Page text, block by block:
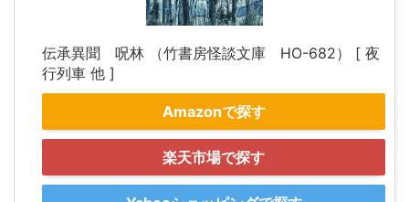
伝承異聞 呪林 （竹書房怪談文庫 HO-682） [ 夜
行列車 他 ]
Amazonで探す
楽天市場で探す